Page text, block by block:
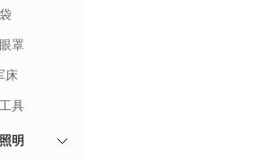
罩
床
具
明